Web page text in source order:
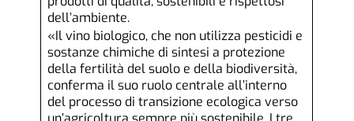
dell’ambiente.
«Il vino biologico, che non utilizza pesticidi e
sostanze chimiche di sintesi a protezione
della fertilità del suolo e della biodiversità,
conferma il suo ruolo centrale all’interno
del processo di transizione ecologica verso